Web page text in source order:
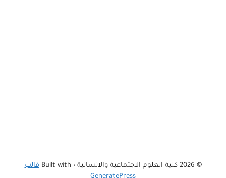
© 2026 كلية العلوم الاجتماعية والانسانية • Built with
قالب